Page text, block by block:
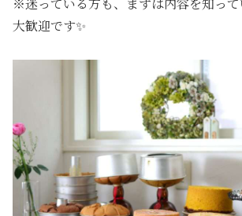
大歓迎です✨